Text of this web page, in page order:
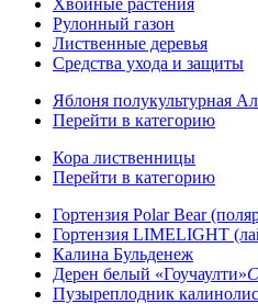
Хвойные растения
Рулонный газон
Лиственные деревья
Средства ухода и защиты
Яблоня полукультурная
Перейти в категорию
Кора лиственницы
Перейти в категорию
Гортензия Polar Bear
Гортензия LIMELIGHT
Калина Бульденеж
Дерен белый «Гоучаулти»
Пузыреплодник